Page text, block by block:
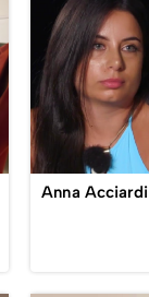
Anna Acciardi